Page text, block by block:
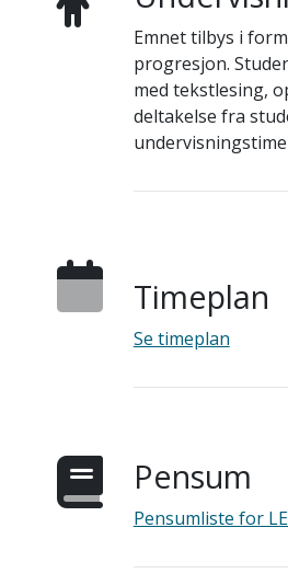
Emnet tilbys i
progresjon.
med tekstlesing,
deltakelse fra
Timeplan
Se timeplan
Pensum
Pensumliste for